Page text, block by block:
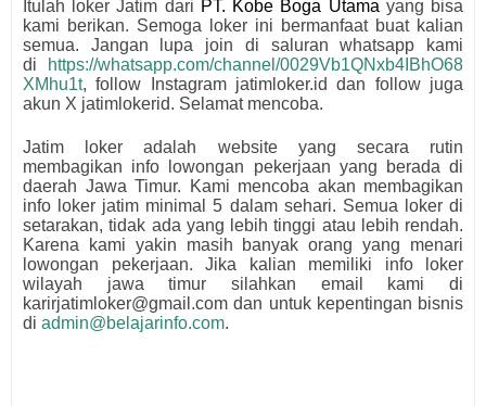
Itulah loker Jatim dari PT. Kobe Boga Utama yang bisa
kami berikan. Semoga loker ini bermanfaat buat kalian
semua. Jangan lupa join di saluran whatsapp kami
di
https://whatsapp.com/channel/0029Vb1QNxb4IBhO68
XMhu1t, follow Instagram jatimloker.id dan follow juga
akun X jatimlokerid. Selamat mencoba.
Jatim loker adalah website yang secara rutin
membagikan info lowongan pekerjaan yang berada di
daerah Jawa Timur. Kami mencoba akan membagikan
info loker jatim minimal 5 dalam sehari. Semua loker di
setarakan, tidak ada yang lebih tinggi atau lebih rendah.
Karena kami yakin masih banyak orang yang menari
lowongan pekerjaan. Jika kalian memiliki info loker
wilayah jawa timur silahkan email kami di
karirjatimloker@gmail.com dan untuk kepentingan bisnis
di admin@belajarinfo.com.